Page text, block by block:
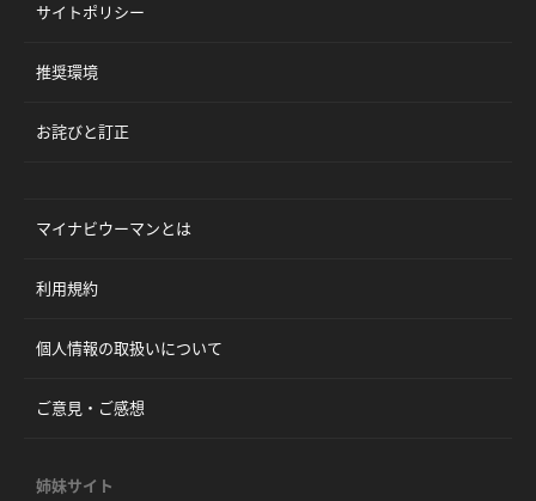
サイトポリシー
推奨環境
お詫びと訂正
マイナビウーマンとは
利用規約
個人情報の取扱いについて
ご意見・ご感想
姉妹サイト